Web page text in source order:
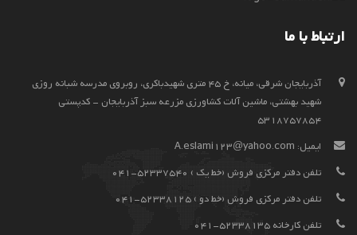
ارتباط با ما
آذربايجان شرقي، ميانه، خ 45 متری شهیدباکری، روبروی مدرسه شبانه روزی
شهید بهشتی، ماشین آلات کشاورزی مزرعه سبز آذربایجان - کدپستی
5318757854
ایمیل: A.eslami123@yahoo.com
تلفن دفتر مرکزی فروش (خط یک ) 52337540-041
تلفن دفتر مرکزی فروش (خط دو ) 52338125-041
تلفن کارخانه 52338135-041